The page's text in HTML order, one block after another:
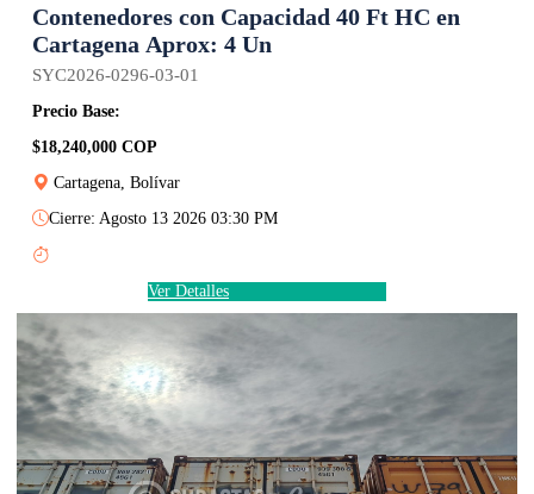
Contenedores con Capacidad 40 Ft HC en
Cartagena Aprox: 4 Un
SYC2026-0296-03-01
Precio Base:
$18,240,000 COP
Cartagena, Bolívar
Cierre: Agosto 13 2026 03:30 PM
Ver Detalles